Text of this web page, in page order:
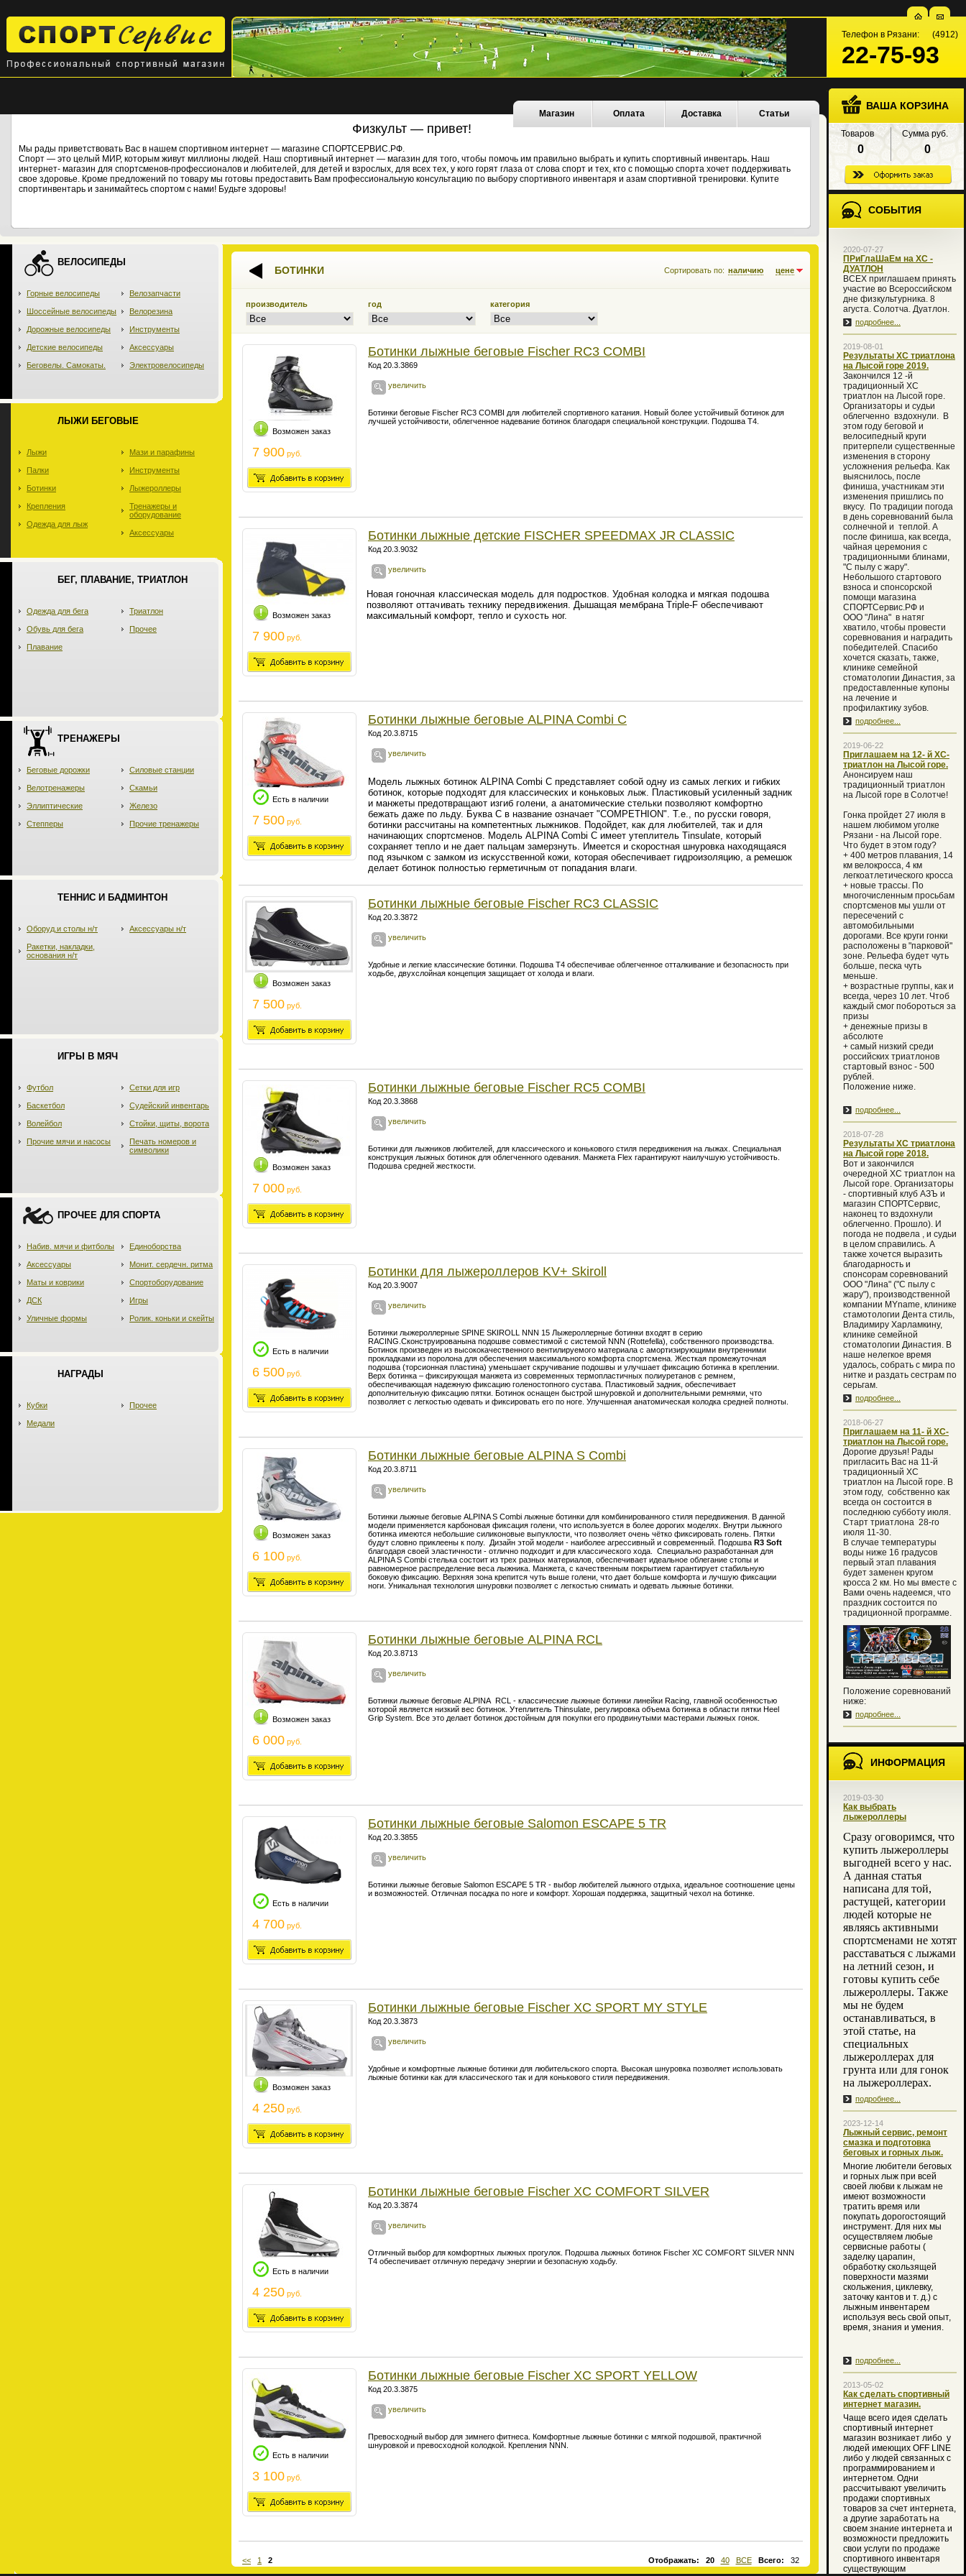
Телефон в Рязани: (4912)
22-75-93
ВАША КОРЗИНА
Товаров
0
Сумма руб.
0
СОБЫТИЯ
2020-07-27
ПРиГлаШаЕм на XC -
ДУАТЛОН
ВСЕХ приглашаем принять
участие во Всероссийском
дне физкультурника. 8
агуста. Солотча. Дуатлон.
подробнее...
2019-08-01
Результаты ХС триатлона
на Лысой горе 2019.
Закончился 12 -й
традиционный XC
триатлон на Лысой горе.
Организаторы и судьи
облегченно вздохнули. В
этом году беговой и
велосипедный круги
притерпели существенные
изменения в сторону
усложнения рельефа. Как
выяснилось, после
финиша, участникам эти
изменения пришлись по
вкусу. По традиции погода
в день соревнований была
солнечной и теплой. А
после финиша, как всегда,
чайная церемония с
традиционными блинами,
"С пылу с жару".
Небольшого стартового
взноса и спонсорской
помощи магазина
СПОРТСервис.РФ и
ООО "Лина" в натяг
хватило, чтобы провести
соревнования и наградить
победителей. Спасибо
хочется сказать, также,
клинике семейной
стоматологии Династия, за
предоставленные купоны
на лечение и
профилактику зубов.
подробнее...
2019-06-22
Приглашаем на 12- й XC-
триатлон на Лысой горе.
Анонсируем наш
традиционный триатлон
на Лысой горе в Солотче!
Гонка пройдет 27 июля в
нашем любимом уголке
Рязани - на Лысой горе.
Что будет в этом году?
+ 400 метров плавания, 14
км велокросса, 4 км
легкоатлетического кросса
+ новые трассы. По
многочисленным просьбам
спортсменов мы ушли от
пересечений с
автомобильными
дорогами. Все круги гонки
расположены в "парковой"
зоне. Рельефа будет чуть
больше, песка чуть
меньше.
+ возрастные группы, как и
всегда, через 10 лет. Чтоб
каждый смог побороться за
призы
+ денежные призы в
абсолюте
+ самый низкий среди
российских триатлонов
стартовый взнос - 500
рублей.
Положение ниже.
подробнее...
2018-07-28
Результаты ХС триатлона
на Лысой горе 2018.
Вот и закончился
очередной XC триатлон на
Лысой горе. Организаторы
- спортивный клуб АЗЪ и
магазин СПОРТСервис,
наконец то вздохнули
облегченно. Прошло). И
погода не подвела , и судьи
в целом справились. А
также хочется выразить
благодарность и
спонсорам соревнований
ООО "Лина" ("С пылу с
жару"), производственной
компании MYname, клинике
стамотологии Дента стиль,
Владимиру Харламкину,
клинике семейной
стоматологии Династия. В
наше нелегкое время
удалось, собрать с мира по
нитке и раздать сестрам по
серьгам.
подробнее...
2018-06-27
Приглашаем на 11- й XC-
триатлон на Лысой горе.
Дорогие друзья! Рады
пригласить Вас на 11-й
традиционный XC
триатлон на Лысой горе. В
этом году, собственно как
всегда он состоится в
последнюю субботу июля.
Старт триатлона 28-го
июля 11-30.
В случае температуры
воды ниже 16 градусов
первый этап плавания
будет заменен кругом
кросса 2 км. Но мы вместе с
Вами очень надеемся, что
праздник состоится по
традиционной программе.
Положение соревнований
ниже:
подробнее...
ИНФОРМАЦИЯ
2019-03-30
Как выбрать
лыжероллеры
Сразу оговоримся, что
купить лыжероллеры
выгодней всего у нас.
А данная статья
написана для той,
растущей, категории
людей которые не
являясь активными
спортсменами не хотят
расставаться с лыжами
на летний сезон, и
готовы купить себе
лыжероллеры. Также
мы не будем
останавливаться, в
этой статье, на
специальных
лыжероллерах для
грунта или для гонок
на лыжероллерах.
подробнее...
2023-12-14
Лыжный сервис, ремонт
смазка и подготовка
беговых и горных лыж.
Многие любители беговых
и горных лыж при всей
своей любви к лыжам не
имеют возможности
тратить время или
покупать дорогостоящий
инструмент. Для них мы
осуществляем любые
сервисные работы (
заделку царапин,
обработку скользящей
поверхности мазями
скольжения, циклевку,
заточку кантов и т. д.) с
лыжным инвентарем
используя весь свой опыт,
время, знания и умения.
подробнее...
2013-05-02
Как сделать спортивный
интернет магазин.
Чаще всего идея сделать
спортивный интернет
магазин возникает либо у
людей имеющих OFF LINE
либо у людей связанных с
программированием и
интернетом. Одни
рассчитывают увеличить
продажи спортивных
товаров за счет интернета,
а другие заработать на
своем знание интернета и
возможности предложить
свои услуги по продаже
спортивного инвентаря
существующим
Магазин Оплата Доставка Статьи
Физкульт — привет!
Мы рады приветствовать Вас в нашем спортивном интернет — магазине СПОРТСЕРВИС.РФ.
Спорт — это целый МИР, которым живут миллионы людей. Наш спортивный интернет — магазин для того, чтобы помочь им правильно выбрать и купить спортивный инвентарь. Наш
интернет- магазин для спортсменов-профессионалов и любителей, для детей и взрослых, для всех тех, у кого горят глаза от слова спорт и тех, кто с помощью спорта хочет поддерживать
свое здоровье. Кроме предложений по товару мы готовы предоставить Вам профессиональную консультацию по выбору спортивного инвентаря и азам спортивной тренировки. Купите
спортинвентарь и занимайтесь спортом с нами! Будьте здоровы!
ВЕЛОСИПЕДЫ
Горные велосипеды
Шоссейные велосипеды
Дорожные велосипеды
Детские велосипеды
Беговелы. Самокаты.
Велозапчасти
Велорезина
Инструменты
Аксессуары
Электровелосипеды
ЛЫЖИ БЕГОВЫЕ
Лыжи
Палки
Ботинки
Крепления
Одежда для лыж
Мази и парафины
Инструменты
Лыжероллеры
Тренажеры и
оборудование
Аксессуары
БЕГ, ПЛАВАНИЕ, ТРИАТЛОН
Одежда для бега
Обувь для бега
Плавание
Триатлон
Прочее
ТРЕНАЖЕРЫ
Беговые дорожки
Велотренажеры
Эллиптические
Степперы
Силовые станции
Скамьи
Железо
Прочие тренажеры
ТЕННИС И БАДМИНТОН
Оборуд.и столы н/т
Ракетки, накладки,
основания н/т
Аксессуары н/т
ИГРЫ В МЯЧ
Футбол
Баскетбол
Волейбол
Прочие мячи и насосы
Сетки для игр
Судейский инвентарь
Стойки, щиты, ворота
Печать номеров и
символики
ПРОЧЕЕ ДЛЯ СПОРТА
Набив. мячи и фитболы
Аксессуары
Маты и коврики
ДСК
Уличные формы
Единоборства
Монит. сердечн. ритма
Спортоборудование
Игры
Ролик. коньки и скейты
НАГРАДЫ
Кубки
Медали
Прочее
Сортировать по: наличию цене
БОТИНКИ
производитель год категория
Возможен заказ
7 900 руб.
Ботинки лыжные беговые Fischer RC3 COMBI
Код 20.3.3869
увеличить
Ботинки беговые Fischer RC3 COMBI для любителей спортивного катания. Новый более устойчивый ботинок для
лучшей устойчивости, облегченное надевание ботинок благодаря специальной конструкции. Подошва T4.
Возможен заказ
7 900 руб.
Ботинки лыжные детские FISCHER SPEEDMAX JR CLASSIC
Код 20.3.9032
увеличить
Новая гоночная классическая модель для подростков. Удобная колодка и мягкая подошва
позволяют оттачивать технику передвижения. Дышащая мембрана Triple-F обеспечивают
максимальный комфорт, тепло и сухость ног.
Есть в наличии
7 500 руб.
Ботинки лыжные беговые ALPINA Combi C
Код 20.3.8715
увеличить
Модель лыжных ботинок ALPINA Combi C представляет собой одну из самых легких и гибких
ботинок, которые подходят для классических и коньковых лыж. Пластиковый усиленный задник
и манжеты предотвращают изгиб голени, а анатомические стельки позволяют комфортно
бежать даже по льду. Буква С в название означает "COMPETHION". Т.е., по русски говоря,
ботинки рассчитаны на компетентных лыжников. Подойдет, как для любителей, так и для
начинающих спортсменов. Модель ALPINA Combi C имеет утеплитель Tinsulate, который
сохраняет тепло и не дает пальцам замерзнуть. Имеется и скоростная шнуровка находящаяся
под язычком с замком из искусственной кожи, которая обеспечивает гидроизоляцию, а ремешок
делает ботинок полностью герметичным от попадания влаги.
Возможен заказ
7 500 руб.
Ботинки лыжные беговые Fischer RC3 CLASSIC
Код 20.3.3872
увеличить
Удобные и легкие классические ботинки. Подошва Т4 обеспечивае облегченное отталкивание и безопасность при
ходьбе, двухслойная концепция защищает от холода и влаги.
Возможен заказ
7 000 руб.
Ботинки лыжные беговые Fischer RC5 COMBI
Код 20.3.3868
увеличить
Ботинки для лыжников любителей, для классического и конькового стиля передвижения на лыжах. Специальная
конструкция лыжных ботинок для облегченного одевания. Манжета Flex гарантируют наилучшую устойчивость.
Подошва средней жесткости.
Есть в наличии
6 500 руб.
Ботинки для лыжероллеров KV+ Skiroll
Код 20.3.9007
увеличить
Ботинки лыжероллерные SPINE SKIROLL NNN 15 Лыжероллерные ботинки входят в серию
RACING.Сконструированына подошве совместимой с системой NNN (Rottefella), собственного производства.
Ботинок произведен из высококачественного вентилируемого материала с амортизирующими внутренними
прокладками из поролона для обеспечения максимального комфорта спортсмена. Жесткая промежуточная
подошва (торсионная пластина) уменьшает скручивание подошвы и улучшает фиксацию ботинка в креплении.
Верх ботинка – фиксирующая манжета из современных термопластичных полиуретанов с ремнем,
обеспечивающая надежную фиксацию голеностопного сустава. Пластиковый задник, обеспечивает
дополнительную фиксацию пятки. Ботинок оснащен быстрой шнуровкой и дополнительными ремнями, что
позволяет с легкостью одевать и фиксировать его по ноге. Улучшенная анатомическая колодка средней полноты.
Возможен заказ
6 100 руб.
Ботинки лыжные беговые ALPINA S Combi
Код 20.3.8711
увеличить
Ботинки лыжные беговые ALPINA S Combi лыжные ботинки для комбинированного стиля передвижения. В данной
модели применяется карбоновая фиксация голени, что используется в более дорогих моделях. Внутри лыжного
ботинка имеются небольшие силиконовые выпуклости, что позволяет очень чётко фиксировать голень. Пятки
будут словно приклеены к полу. Дизайн этой модели - наиболее агрессивный и современный. Подошва R3 Soft
благодаря своей эластичности - отлично подходит и для классического хода. Специально разработанная для
ALPINA S Combi стелька состоит из трех разных материалов, обеспечивает идеальное облегание стопы и
равномерное распределение веса лыжника. Манжета, с качественным покрытием гарантирует стабильную
боковую фиксацию. Верхняя зона крепится чуть выше голени, что дает больше комфорта и лучшую фиксации
ноги. Уникальная технология шнуровки позволяет с легкостью снимать и одевать лыжные ботинки.
Возможен заказ
6 000 руб.
Ботинки лыжные беговые ALPINA RCL
Код 20.3.8713
увеличить
Ботинки лыжные беговые ALPINA RCL - классические лыжные ботинки линейки Racing, главной особенностью
которой является низкий вес ботинок. Утеплитель Thinsulate, регулировка объема ботинка в области пятки Heel
Grip System . Все это делает ботинок достойным для покупки его продвинутыми мастерами лыжных гонок.
Есть в наличии
4 700 руб.
Ботинки лыжные беговые Salomon ESCAPE 5 TR
Код 20.3.3855
увеличить
Ботинки лыжные беговые Salomon ESCAPE 5 TR - выбор любителей лыжного отдыха, идеальное соотношение цены
и возможностей. Отличная посадка по ноге и комфорт. Хорошая поддержка, защитный чехол на ботинке.
Возможен заказ
4 250 руб.
Ботинки лыжные беговые Fischer XC SPORT MY STYLE
Код 20.3.3873
увеличить
Удобные и комфортные лыжные ботинки для любительского спорта. Высокая шнуровка позволяет использовать
лыжные ботинки как для классического так и для конькового стиля передвижения.
Есть в наличии
4 250 руб.
Ботинки лыжные беговые Fischer XC COMFORT SILVER
Код 20.3.3874
увеличить
Отличный выбор для комфортных лыжных прогулок. Подошва лыжных ботинок Fischer XC COMFORT SILVER NNN
T4 обеспечивает отличную передачу энергии и безопасную ходьбу.
Есть в наличии
3 100 руб.
Ботинки лыжные беговые Fischer XC SPORT YELLOW
Код 20.3.3875
увеличить
Превосходный выбор для зимнего фитнеса. Комфортные лыжные ботинки с мягкой подошвой, практичной
шнуровкой и превосходной колодкой. Крепления NNN.
<< 1 2 Отображать: 20 40 ВСЕ Всего: 32